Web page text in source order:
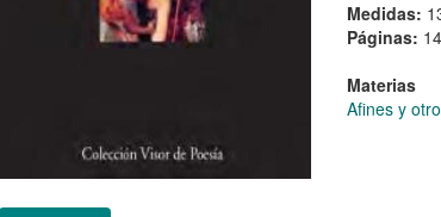
Medidas:
Páginas:
Materias
Afines y